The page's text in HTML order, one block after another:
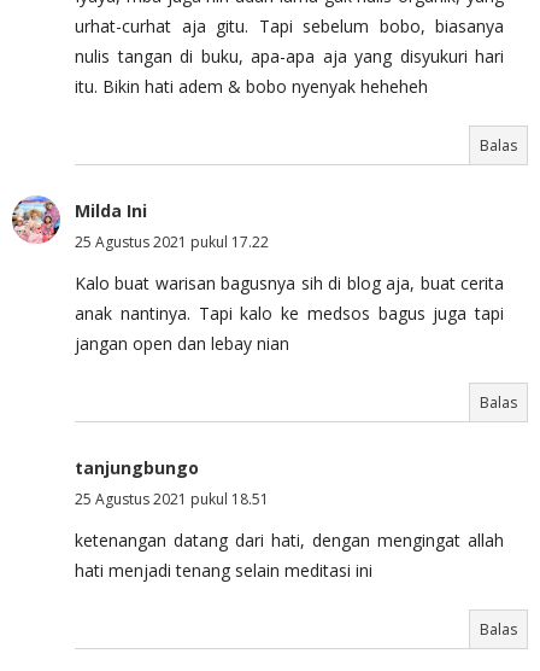
urhat-curhat aja gitu. Tapi sebelum bobo, biasanya
nulis tangan di buku, apa-apa aja yang disyukuri hari
itu. Bikin hati adem & bobo nyenyak heheheh
Balas
Milda Ini
25 Agustus 2021 pukul 17.22
Kalo buat warisan bagusnya sih di blog aja, buat cerita
anak nantinya. Tapi kalo ke medsos bagus juga tapi
jangan open dan lebay nian
Balas
tanjungbungo
25 Agustus 2021 pukul 18.51
ketenangan datang dari hati, dengan mengingat allah
hati menjadi tenang selain meditasi ini
Balas